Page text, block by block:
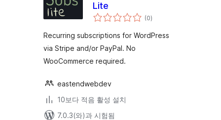
Lite
(0전
체
점
)
Recurring subscriptions for WordPress
via Stripe and/or PayPal. No
WooCommerce required.
eastendwebdev
10보다 적음 활성 설치
7.0.3(와)과 시험됨